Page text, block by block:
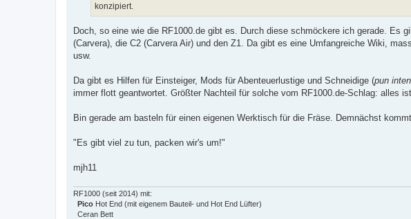
konzipiert.
Doch, so eine wie die RF1000.de gibt es. Durch diese schmöckere ich gerade. Es
(Carvera), die C2 (Carvera Air) und den Z1. Da gibt es eine Umfangreiche Wiki,
usw.
Da gibt es Hilfen für Einsteiger, Mods für Abenteuerlustige und Schneidige (pun
immer flott geantwortet. Größter Nachteil für solche vom RF1000.de-Schlag: alles
Bin gerade am basteln für einen eigenen Werktisch für die Fräse. Demnächst
"Es gibt viel zu tun, packen wir's um!"
mjh11
RF1000 (seit 2014) mit:
Pico Hot End (mit eigenem Bauteil- und Hot End Lüfter)
Ceran Bett